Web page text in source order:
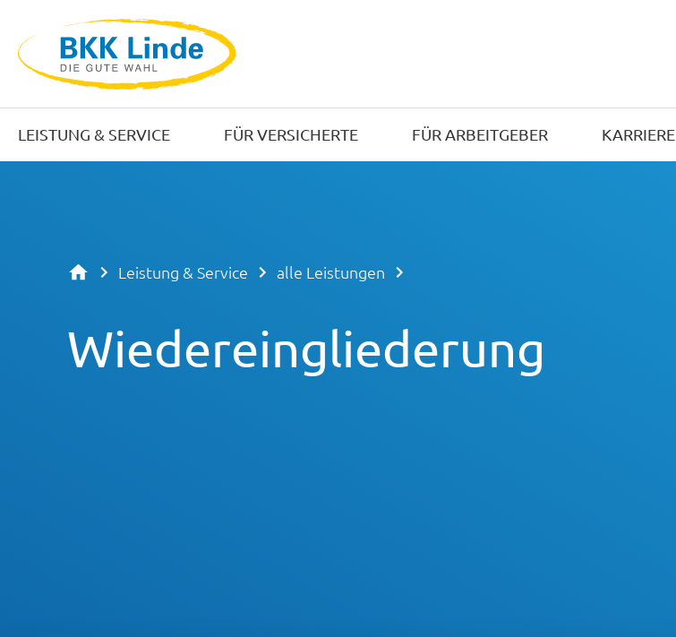
LEISTUNG & SERVICE FÜR VERSICHERTE FÜR ARBEITGEBER KARRIERE
Leistung & Service alle Leistungen
Wiedereingliederung